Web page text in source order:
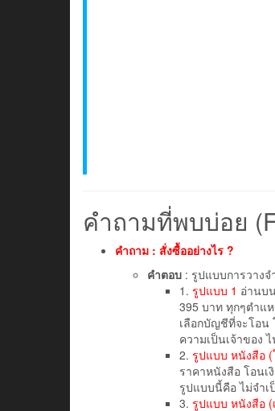
คำถามที่พบบ่อย
คำถาม : สั่งซื้ออย่างไร ?
คำตอบ : รูปแบบการวาง
1. รูปแบบ 1 อ่านบ
395 บาท ทุกๆตำแ
เลือกบัญชีที่จะโอน
ความเป็นเจ้าของ
2. รูปแบบ หนังสือ (
ราคาหนังสือ โอนเ
รูปแบบนี้คือ ไม่จำเ
3. รูปแบบ หนังสือ (